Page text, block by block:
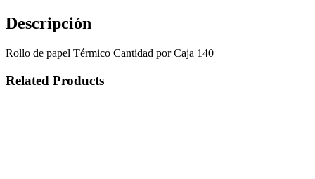
Descripción
Rollo de papel Térmico Cantidad por Caja 140
Related Products